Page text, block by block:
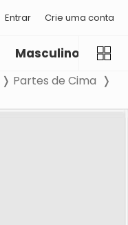
Entrar Crie uma conta
Masculino
Partes de Cima